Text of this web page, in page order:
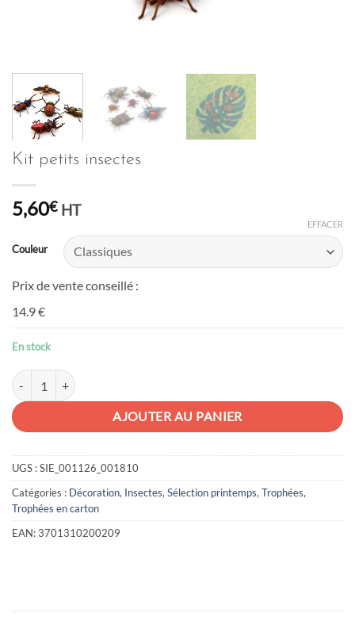
Kit petits insectes
5,60€ HT
Couleur
EFFACER
Prix de vente conseillé :
14.9 €
En stock
quantité de Kit petits insectes
AJOUTER AU PANIER
UGS :SIE_001126_001810
Catégories : Décoration, Insectes, Sélection printemps, Trophées,
Trophées en carton
EAN:3701310200209